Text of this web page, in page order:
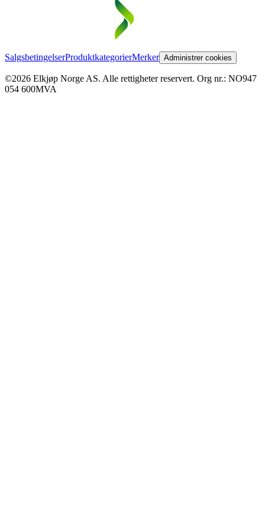
SalgsbetingelserProduktkategorierMerker Administrer cookies
©2026 Elkjøp Norge AS. Alle rettigheter reservert. Org nr.: NO947
054 600MVA